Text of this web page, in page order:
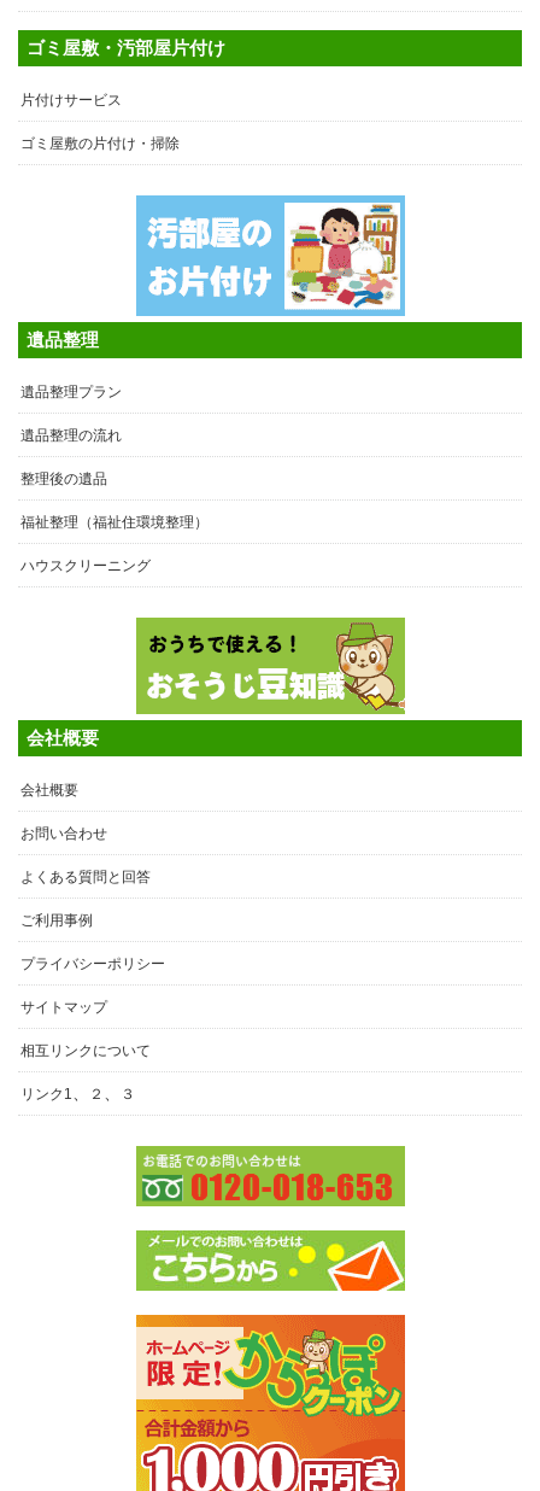
ゴミ屋敷・汚部屋片付け
片付けサービス
ゴミ屋敷の片付け・掃除
遺品整理
遺品整理プラン
遺品整理の流れ
整理後の遺品
福祉整理（福祉住環境整理）
ハウスクリーニング
会社概要
会社概要
お問い合わせ
よくある質問と回答
ご利用事例
プライバシーポリシー
サイトマップ
相互リンクについて
リンク1 ２ ３